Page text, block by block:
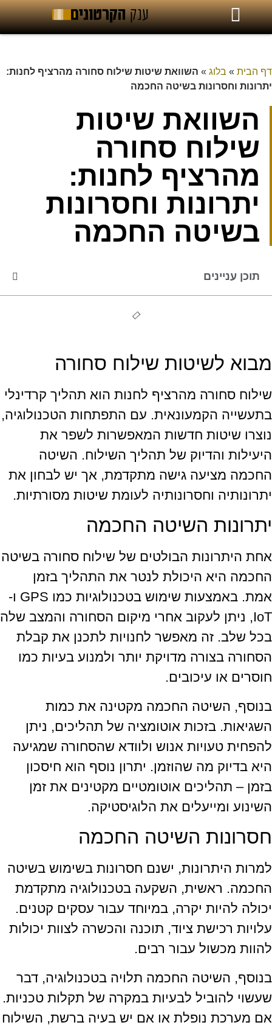
דף הבית » בלוג » השוואת שיטות שילוח סחורה מהרציף לחנות:
יתרונות וחסרונות בשיטה החכמה
השוואת שיטות
שילוח סחורה
מהרציף לחנות:
יתרונות וחסרונות
בשיטה החכמה
תוכן עניינים
מבוא לשיטות שילוח סחורה
שילוח סחורה מהרציף לחנות הוא תהליך קרדינלי
בתעשייה הקמעונאית. עם התפתחות הטכנולוגיה,
נוצרו שיטות חדשות המאפשרות לשפר את
היעילות והדיוק של תהליך השילוח. השיטה
החכמה מציעה גישה מתקדמת, אך יש לבחון את
יתרונותיה וחסרונותיה לעומת שיטות מסורתיות.
יתרונות השיטה החכמה
אחת היתרונות הבולטים של שילוח סחורה בשיטה
החכמה היא היכולת לנטר את התהליך בזמן
אמת. באמצעות שימוש בטכנולוגיות כמו GPS ו-
IoT, ניתן לעקוב אחרי מיקום הסחורה והמצב שלה
בכל שלב. זה מאפשר לחנויות לתכנן את קבלת
הסחורה בצורה מדויקת יותר ולמנוע בעיות כמו
חוסרים או עיכובים.
בנוסף, השיטה החכמה מקטינה את כמות
השגיאות. בזכות אוטומציה של תהליכים, ניתן
להפחית טעויות אנוש ולוודא שהסחורה שמגיעה
היא בדיוק מה שהוזמן. יתרון נוסף הוא חיסכון
בזמן – תהליכים אוטומטיים מקטינים את זמן
השינוע ומייעלים את הלוגיסטיקה.
חסרונות השיטה החכמה
למרות היתרונות, ישנם חסרונות בשימוש בשיטה
החכמה. ראשית, השקעה בטכנולוגיה מתקדמת
יכולה להיות יקרה, במיוחד עבור עסקים קטנים.
עלויות רכישת ציוד, תוכנה והכשרה לצוות יכולות
להוות מכשול עבור רבים.
בנוסף, השיטה החכמה תלויה בטכנולוגיה, דבר
שעשוי להוביל לבעיות במקרה של תקלות טכניות.
אם מערכת נופלת או אם יש בעיה ברשת, השילוח